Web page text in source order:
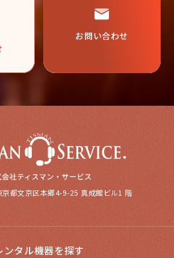
お問い合わせ
都文京区本郷4-9-25 真成館ビル1 階
ンタル機器を探す